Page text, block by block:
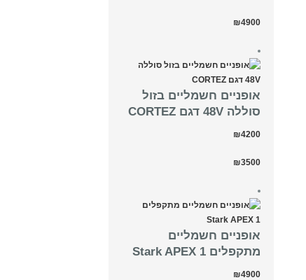
₪4900
אופניים חשמליים בזול
סוללה 48V דגם CORTEZ
₪4200
₪3500
‏אופניים חשמליים
‏מתקפלים Stark APEX 1
₪4900